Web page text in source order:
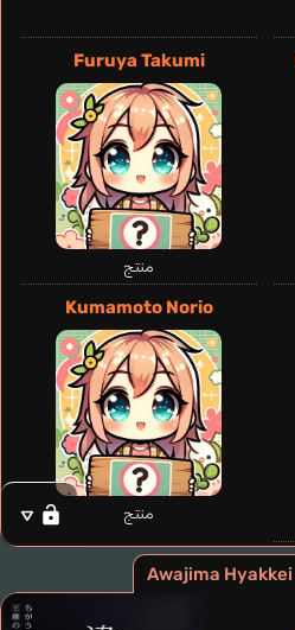
Furuya Takumi
منتج
Kumamoto Norio
منتج
Takehara Kinue
Ueda Ryouko